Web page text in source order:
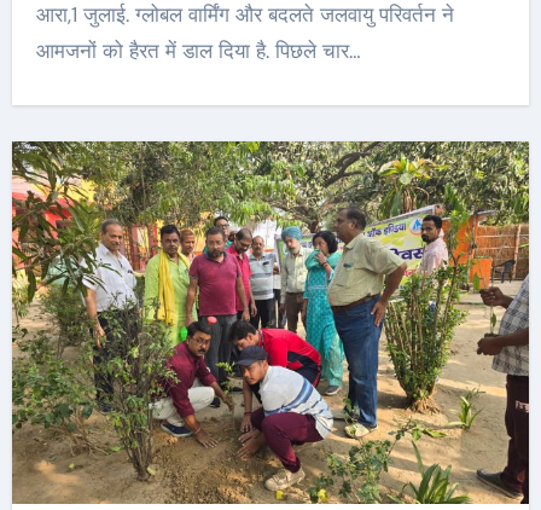
आरा,1 जुलाई. ग्लोबल वार्मिंग और बदलते जलवायु परिवर्तन ने
आमजनों को हैरत में डाल दिया है. पिछले चार…